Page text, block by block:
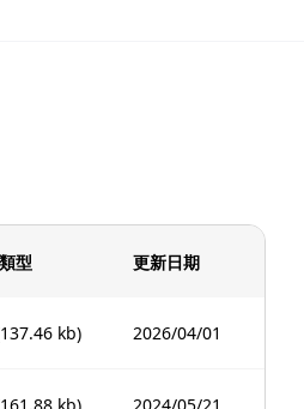
型 更新日期
kb) 2026/04/01